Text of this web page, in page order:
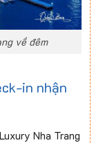
về đêm
in nhận
Nha Trang